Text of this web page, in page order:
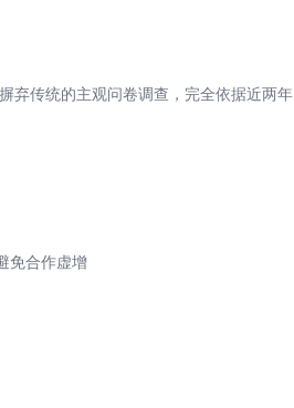
弃传统的主观问卷调查，完全依据近两年
免合作虚增